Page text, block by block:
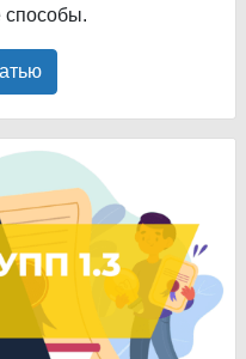
способы.